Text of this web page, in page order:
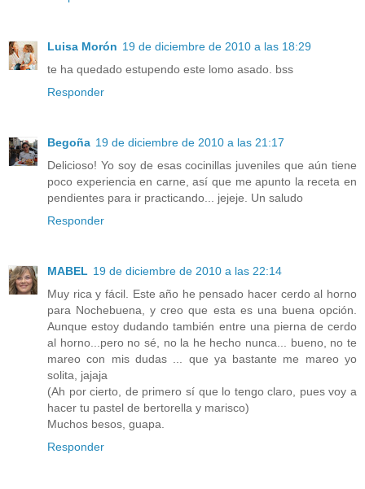
Luisa Morón 19 de diciembre de 2010 a las 18:29
te ha quedado estupendo este lomo asado. bss
Responder
Begoña 19 de diciembre de 2010 a las 21:17
Delicioso! Yo soy de esas cocinillas juveniles que aún tiene
poco experiencia en carne, así que me apunto la receta en
pendientes para ir practicando... jejeje. Un saludo
Responder
MABEL 19 de diciembre de 2010 a las 22:14
Muy rica y fácil. Este año he pensado hacer cerdo al horno
para Nochebuena, y creo que esta es una buena opción.
Aunque estoy dudando también entre una pierna de cerdo
al horno...pero no sé, no la he hecho nunca... bueno, no te
mareo con mis dudas ... que ya bastante me mareo yo
solita, jajaja
(Ah por cierto, de primero sí que lo tengo claro, pues voy a
hacer tu pastel de bertorella y marisco)
Muchos besos, guapa.
Responder